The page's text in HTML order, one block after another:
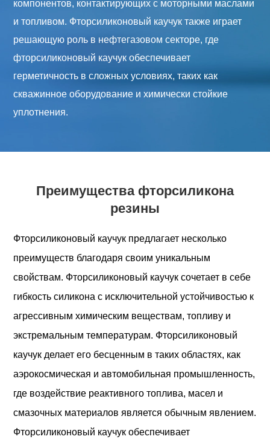
компонентов, контактирующих с моторными маслами
и топливом. Фторсиликоновый каучук также играет
решающую роль в нефтегазовом секторе, где
фторсиликоновый каучук обеспечивает
герметичность в сложных условиях, таких как
скважинное оборудование и химически стойкие
уплотнения.
Преимущества фторсиликона
резины
Фторсиликоновый каучук предлагает несколько
преимуществ благодаря своим уникальным
свойствам. Фторсиликоновый каучук сочетает в себе
гибкость силикона с исключительной устойчивостью к
агрессивным химическим веществам, топливу и
экстремальным температурам. Фторсиликоновый
каучук делает его бесценным в таких областях, как
аэрокосмическая и автомобильная промышленность,
где воздействие реактивного топлива, масел и
смазочных материалов является обычным явлением.
Фторсиликоновый каучук обеспечивает